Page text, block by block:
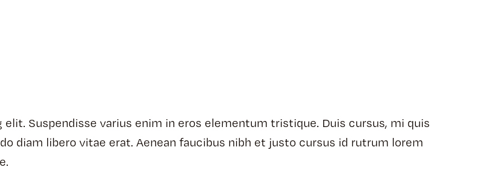
Suspendisse varius enim in eros elementum tristique. Duis cursus, mi quis
diam libero vitae erat. Aenean faucibus nibh et justo cursus id rutrum lorem